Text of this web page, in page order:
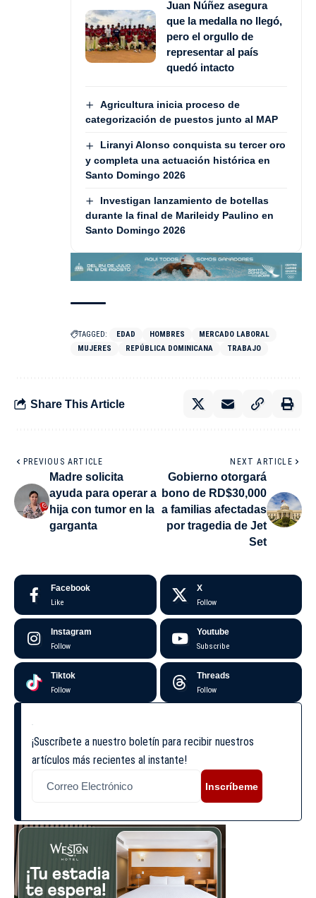
Juan Núñez asegura
que la medalla no llegó,
pero el orgullo de
representar al país
quedó intacto
Agricultura inicia proceso de
categorización de puestos junto al MAP
Liranyi Alonso conquista su tercer oro
y completa una actuación histórica en
Santo Domingo 2026
Investigan lanzamiento de botellas
durante la final de Marileidy Paulino en
Santo Domingo 2026
TAGGED: EDAD HOMBRES
MERCADO LABORAL
MUJERES
REPÚBLICA DOMINICANA TRABAJO
Share This Article
PREVIOUS ARTICLE
Madre solicita
ayuda para operar a
hija con tumor en la
garganta
NEXT ARTICLE
Gobierno otorgará
bono de RD$30,000
a familias afectadas
por tragedia de Jet
Set
Facebook
Like
X
Follow
Instagram
Follow
Youtube
Subscribe
Tiktok
Follow
Threads
Follow
¡Suscríbete a nuestro boletín para recibir nuestros
artículos más recientes al instante!
Inscríbeme